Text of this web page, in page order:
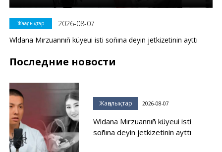
Жаңалықтар
2026-08-07
Wldana Mırzuannıñ küyeui isti soñına deyin jetkizetinin ayttı
Последние новости
Жаңалықтар 2026-08-07
Wldana Mırzuannıñ küyeui isti
soñına deyin jetkizetinin ayttı